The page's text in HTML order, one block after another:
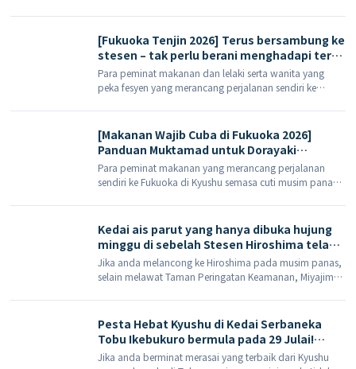
warna untuk dipilih.
[Fukuoka Tenjin 2026] Terus bersambung ke
stesen – tak perlu berani menghadapi terik
matahari! SOLARIA PLAZA ╳ STAGE: 10
hidangan terlaris yang wajib dicuba dan
Para peminat makanan dan lelaki serta wanita yang
peka fesyen yang merancang perjalanan sendiri ke
2026, atau mereka yang bercadang untuk berbelanja
besar dan menjelajah kulinari di Tenjin, harus membaca
panduan muktamad ini dengan segera […]
[Makanan Wajib Cuba di Fukuoka 2026]
Panduan Muktamad untuk Dorayaki
Strawberi Ito KING! Strawberi Segar Utuh
pada Musim Sejuk vs Mousse Ace Eksklusif
Para peminat makanan yang merancang perjalanan
sendiri ke Fukuoka di Kyushu semasa cuti musim panas
nota makanan anda! Apabila anda berada di Fukuoka,
anda sememangnya mesti mencuba hidangan istimewa
tempatan yang dibanggakan oleh semua orang […]
Kedai ais parut yang hanya dibuka hujung
minggu di sebelah Stesen Hiroshima telah
menjadi tular! Panduan untuk membuat
tempahan dan menu di kedai ini, yang
Jika anda melancong ke Hiroshima pada musim panas,
selain melawat Taman Peringatan Keamanan, Miyajima
tidak menambah semangkuk ais parut yang benar-
benar menangkap 'rasa bercuti' ke dalam itinerari anda?
18 Julai 2026 […]
Pesta Hebat Kyushu di Kedai Serbaneka
Tobu Ikebukuro bermula pada 29 Julai!
Nikmati yang terbaik dari Kyushu dengan
Jika anda berminat merasai yang terbaik dari Kyushu